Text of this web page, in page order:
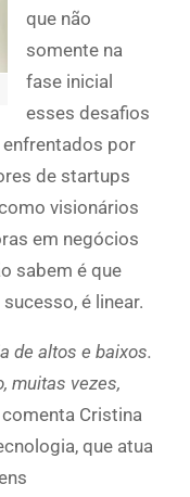
que não
somente na
fase inicial
esses desafios
enfrentados por
de startups
visionários
em negócios
sabem é que
é linear.
de altos e baixos.
muitas vezes,
comenta Cristina
que atua